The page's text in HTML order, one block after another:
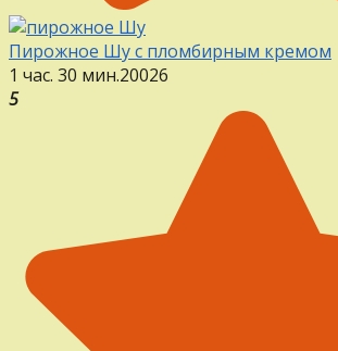
Пирожное Шу с пломбирным кремом
1 час. 30 мин.20026
5